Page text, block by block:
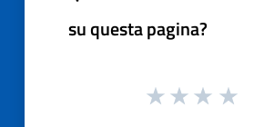
su questa pagina?